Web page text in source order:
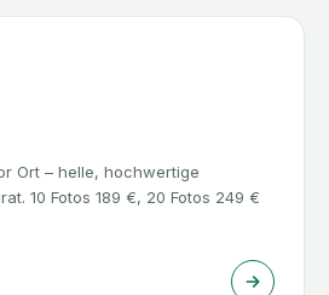
Ort – helle, hochwertige
10 Fotos 189 €, 20 Fotos 249 €